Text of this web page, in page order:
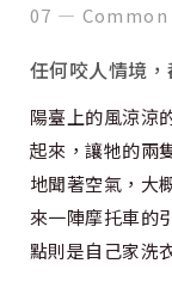
07 — Common
任何咬人情境
陽臺上的風涼涼
起來，讓牠的兩
地聞著空氣，大
來一陣摩托車的
點則是自己家洗